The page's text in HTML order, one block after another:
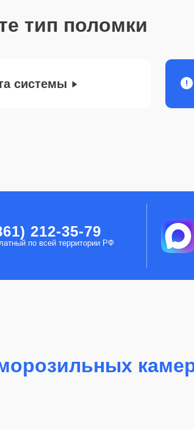
тип поломки
системы
212-35-79
по всей территории РФ